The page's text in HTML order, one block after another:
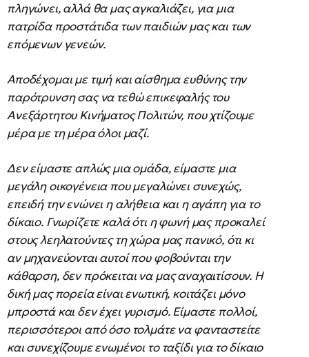
πληγώνει, αλλά θα μας αγκαλιάζει, για μια
πατρίδα προστάτιδα των παιδιών μας και των
επόμενων γενεών.
Αποδέχομαι με τιμή και αίσθημα ευθύνης την
παρότρυνση σας να τεθώ επικεφαλής του
Ανεξάρτητου Κινήματος Πολιτών, που χτίζουμε
μέρα με τη μέρα όλοι μαζί.
Δεν είμαστε απλώς μια ομάδα, είμαστε μια
μεγάλη οικογένεια που μεγαλώνει συνεχώς,
επειδή την ενώνει η αλήθεια και η αγάπη για το
δίκαιο. Γνωρίζετε καλά ότι η φωνή μας προκαλεί
στους λεηλατούντες τη χώρα μας πανικό, ότι κι
αν μηχανεύονται αυτοί που φοβούνται την
κάθαρση, δεν πρόκειται να μας αναχαιτίσουν. Η
δική μας πορεία είναι ενωτική, κοιτάζει μόνο
μπροστά και δεν έχει γυρισμό. Είμαστε πολλοί,
περισσότεροι από όσο τολμάτε να φανταστείτε
και συνεχίζουμε ενωμένοι το ταξίδι για το δίκαιο